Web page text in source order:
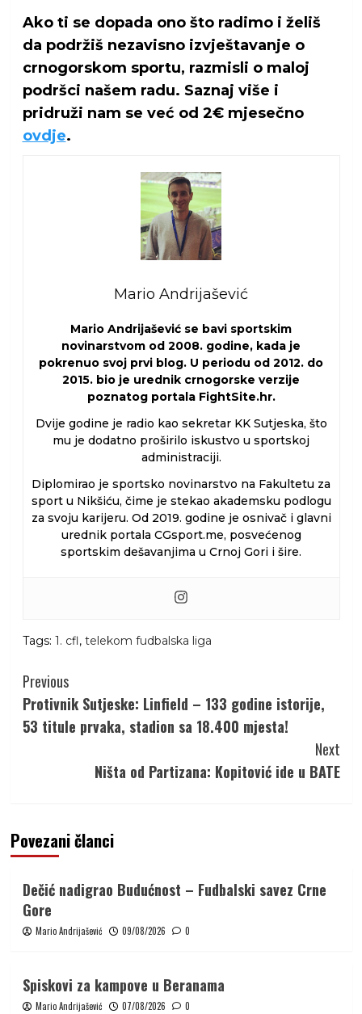
Ako ti se dopada ono što radimo i želiš
da podržiš nezavisno izvještavanje o
crnogorskom sportu, razmisli o maloj
podršci našem radu. Saznaj više i
pridruži nam se već od 2€ mjesečno
ovdje.
Mario Andrijašević
Mario Andrijašević se bavi sportskim
novinarstvom od 2008. godine, kada je
pokrenuo svoj prvi blog. U periodu od 2012. do
2015. bio je urednik crnogorske verzije
poznatog portala FightSite.hr.
Dvije godine je radio kao sekretar KK Sutjeska, što
mu je dodatno proširilo iskustvo u sportskoj
administraciji.
Diplomirao je sportsko novinarstvo na Fakultetu za
sport u Nikšiću, čime je stekao akademsku podlogu
za svoju karijeru. Od 2019. godine je osnivač i glavni
urednik portala CGsport.me, posvećenog
sportskim dešavanjima u Crnoj Gori i šire.
Tags: 1. cfl, telekom fudbalska liga
Continue
Reading
Previous
Protivnik Sutjeske: Linfield – 133 godine istorije,
53 titule prvaka, stadion sa 18.400 mjesta!
Next
Ništa od Partizana: Kopitović ide u BATE
Povezani članci
Dečić nadigrao Budućnost – Fudbalski savez Crne
Gore
Mario Andrijašević 09/08/2026 0
Spiskovi za kampove u Beranama
Mario Andrijašević 07/08/2026 0